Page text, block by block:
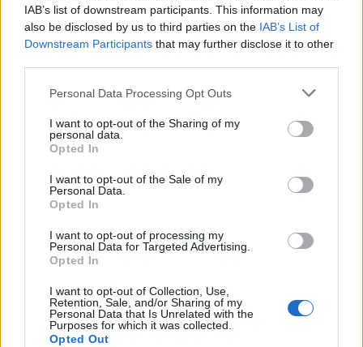
IAB’s list of downstream participants. This information may
also be disclosed by us to third parties on the IAB’s List of
Downstream Participants that may further disclose it to other
Please note that this website/app uses one or more Google
not limited to your visit or usage behaviour. You may click to
grant or deny consent to Google and its third-party tags to
use your data for below specified purposes in below Google
consent section.
Personal Data Processing Opt Outs
I want to opt-out of the Sharing of my
personal data.
Opted In
I want to opt-out of the Sale of my
Personal Data.
Opted In
I want to opt-out of processing my
Personal Data for Targeted Advertising.
Opted In
I want to opt-out of Collection, Use,
Retention, Sale, and/or Sharing of my
Personal Data that Is Unrelated with the
Purposes for which it was collected.
Opted Out
Gabriel Jesus al Napoli: l’Arsenal chiede 20 milioni di euro per
Ilaria Mauri · 7 Ago 2026